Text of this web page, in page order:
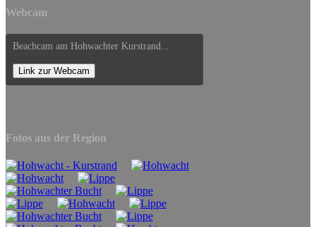
Webcam
Beachcam am Hohwachter Kurstrand...
Link zur Webcam
Fotos aus der Region